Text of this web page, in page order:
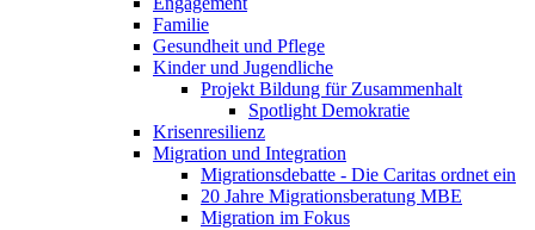
Familie
Gesundheit und Pflege
Kinder und Jugendliche
Projekt Bildung für Zusammenhalt
Spotlight Demokratie
Krisenresilienz
Migration und Integration
Migrationsdebatte - Die Caritas ordnet ein
20 Jahre Migrationsberatung MBE
Migration im Fokus